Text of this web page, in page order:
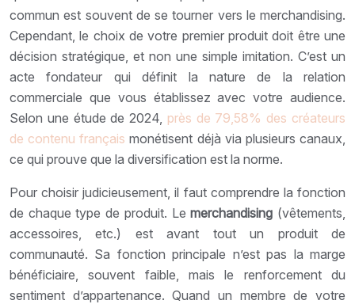
commun est souvent de se tourner vers le merchandising.
Cependant, le choix de votre premier produit doit être une
décision stratégique, et non une simple imitation. C’est un
acte fondateur qui définit la nature de la relation
commerciale que vous établissez avec votre audience.
Selon une étude de 2024, près de 79,58% des créateurs
de contenu français monétisent déjà via plusieurs canaux,
ce qui prouve que la diversification est la norme.
Pour choisir judicieusement, il faut comprendre la fonction
de chaque type de produit. Lemerchandising (vêtements,
accessoires, etc.) est avant tout un produit de
communauté. Sa fonction principale n’est pas la marge
bénéficiaire, souvent faible, mais le renforcement du
sentiment d’appartenance. Quand un membre de votre